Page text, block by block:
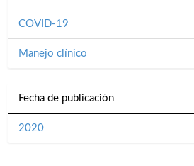
COVID-19
Manejo clínico
Fecha de publicación
2020